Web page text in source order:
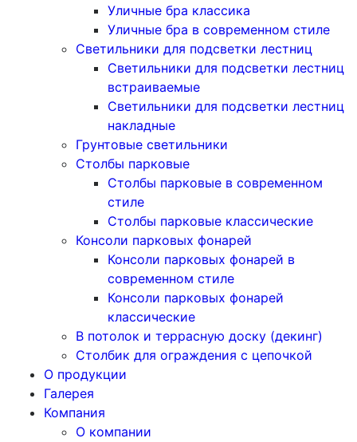
Уличные бра классика
Уличные бра в современном стиле
Светильники для подсветки лестниц
Светильники для подсветки лестниц
встраиваемые
Светильники для подсветки лестниц
накладные
Грунтовые светильники
Столбы парковые
Столбы парковые в современном
стиле
Столбы парковые классические
Консоли парковых фонарей
Консоли парковых фонарей в
современном стиле
Консоли парковых фонарей
классические
В потолок и террасную доску (декинг)
Столбик для ограждения с цепочкой
О продукции
Галерея
Компания
О компании